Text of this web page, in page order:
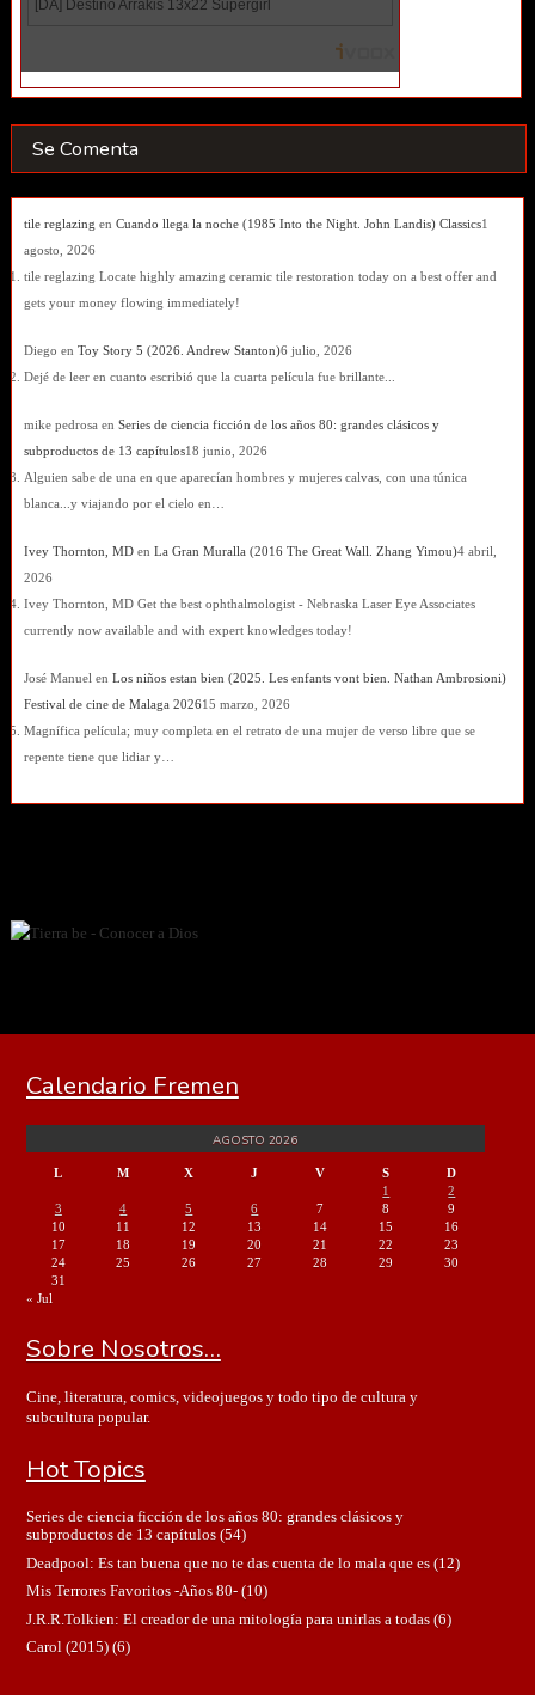
Se Comenta
tile reglazing en Cuando llega la noche (1985 Into the Night. John Landis) Classics1
agosto, 2026
tile reglazing Locate highly amazing ceramic tile restoration today on a best offer and
gets your money flowing immediately!
Diego en Toy Story 5 (2026. Andrew Stanton)6 julio, 2026
Dejé de leer en cuanto escribió que la cuarta película fue brillante...
mike pedrosa en Series de ciencia ficción de los años 80: grandes clásicos y
subproductos de 13 capítulos18 junio, 2026
Alguien sabe de una en que aparecían hombres y mujeres calvas, con una túnica
blanca...y viajando por el cielo en…
Ivey Thornton, MDen La Gran Muralla (2016 The Great Wall. Zhang Yimou)4 abril,
2026
Ivey Thornton, MD Get the best ophthalmologist - Nebraska Laser Eye Associates
currently now available and with expert knowledges today!
José Manuel en Los niños estan bien (2025. Les enfants vont bien. Nathan Ambrosioni)
Festival de cine de Malaga 202615 marzo, 2026
Magnífica película; muy completa en el retrato de una mujer de verso libre que se
repente tiene que lidiar y…
Calendario Fremen
AGOSTO 2026
L M X J V S
D
1
2
3
4 5 6 7 8
9
10
11 12 13 14 15
16
17
18 19 20 21 22
23
24
25 26 27 28 29
30
31
« Jul
Sobre Nosotros…
Cine, literatura, comics, videojuegos y todo tipo de cultura y
subcultura popular.
Hot Topics
Series de ciencia ficción de los años 80: grandes clásicos y
subproductos de 13 capítulos(54)
Deadpool: Es tan buena que no te das cuenta de lo mala que es(12)
Mis Terrores Favoritos -Años 80-(10)
J.R.R.Tolkien: El creador de una mitología para unirlas a todas(6)
Carol (2015)(6)